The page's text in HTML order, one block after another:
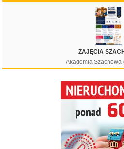
ZAJĘCIA
Akademia Szachowa